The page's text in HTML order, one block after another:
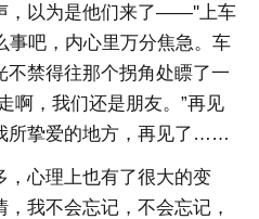
，以为是他们来了——''上车
事吧，内心里万分焦急。车
不禁得往那个拐角处瞟了一
啊，我们还是朋友。”再见
所挚爱的地方，再见了……
，心理上也有了很大的变
我不会忘记，不会忘记，